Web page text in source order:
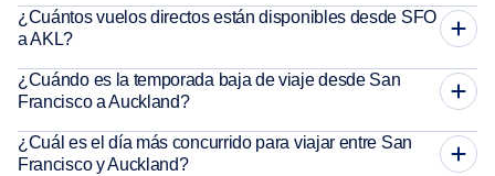
¿Cuántos vuelos directos están disponibles desde SFO
a AKL?
¿Cuándo es la temporada baja de viaje desde San
Francisco a Auckland?
¿Cuál es el día más concurrido para viajar entre San
Francisco y Auckland?